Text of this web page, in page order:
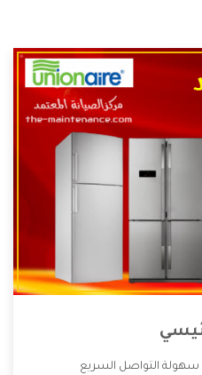
سهولة التواصل السريع